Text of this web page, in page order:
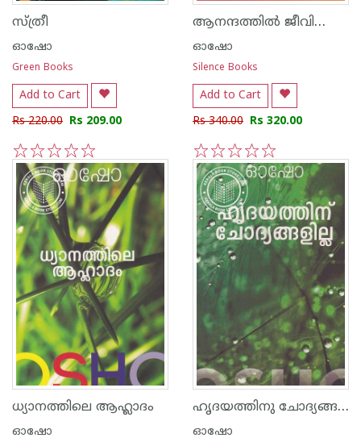
സ്ത്രീ
ഓഷോ
Green Books
Add to Cart
Rs 220.00 Rs 209.00
5
4
3
2
1
ആനന്ദത്തില്‍ ജീവിക്കുക
ഓഷോ
Silence Books
Add to Cart
Rs 340.00 Rs 320.00
5
4
3
2
1
ധ്യാനത്തിലെ ആഹ്ലാദം
ഓഷോ
ഹൃദയത്തിനു ചോദ്യങ്ങള്‍ ഇല്ല
ഓഷോ